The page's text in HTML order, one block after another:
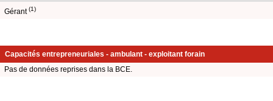
Gérant(1)
Capacités entrepreneuriales - ambulant - exploitant forain
Pas de données reprises dans la BCE.